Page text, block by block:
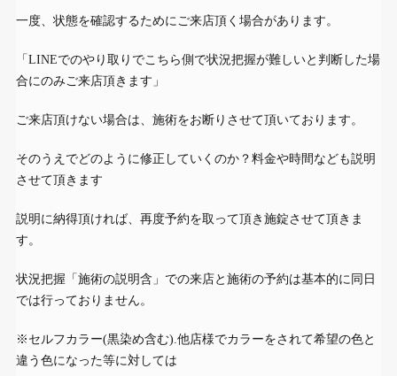
一度、状態を確認するためにご来店頂く場合があります。
「LINEでのやり取りでこちら側で状況把握が難しいと判断した場
合にのみご来店頂きます」
ご来店頂けない場合は、施術をお断りさせて頂いております。
そのうえでどのように修正していくのか？料金や時間なども説明
させて頂きます
説明に納得頂ければ、再度予約を取って頂き施錠させて頂きま
す。
状況把握「施術の説明含」での来店と施術の予約は基本的に同日
では行っておりません。
※セルフカラー(黒染め含む).他店様でカラーをされて希望の色と
違う色になった等に対しては